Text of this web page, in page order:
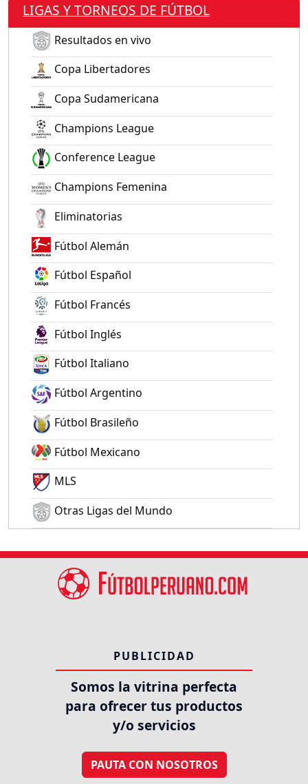
LIGAS Y TORNEOS DE FÚTBOL
Resultados en vivo
Copa Libertadores
Copa Sudamericana
Champions League
Conference League
Champions Femenina
Eliminatorias
Fútbol Alemán
Fútbol Español
Fútbol Francés
Fútbol Inglés
Fútbol Italiano
Fútbol Argentino
Fútbol Brasileño
Fútbol Mexicano
MLS
Otras Ligas del Mundo
PUBLICIDAD
Somos la vitrina perfecta
para ofrecer tus productos
y/o servicios
PAUTA CON NOSOTROS